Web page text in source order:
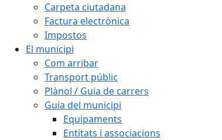
Carpeta ciutadana
Factura electrònica
Impostos
El municipi
Com arribar
Transport públic
Plànol / Guia de carrers
Guia del municipi
Equipaments
Entitats i associacions